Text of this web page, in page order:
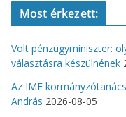
Most érkezett:
Volt pénzügyminiszter:
választásra készülnének
Az IMF
András 2026-08-05